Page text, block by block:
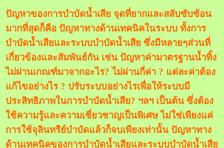
ปัญหาของการบำบัดน้ำเสีย จุดที่ยากและสลับซับซ้อน
มากที่สุดก็คือ ปัญหาทางด้านเทคนิคในระบบ ทั้งการ
บำบัดน้ำเสียและระบบบำบัดน้ำเสีย ซึ่งมีหลายๆส่วนที่
เกี่ยวข้องและสัมพันธ์กัน เช่น ปัญหาค่ามาตรฐานน้ำทิ้ง
ไม่ผ่านเกณฑ์มาจากอะไร? ไม่ผ่านกี่ค่า ? แต่ละค่าต้อง
แก้ไขอย่างไร ? ปรับระบบอย่างไรเพื่อให้ระบบมี
ประสิทธิภาพในการบำบัดน้ำเสีย? ฯลฯ เป็นต้น ซึ่งต้อง
ใช้ความรู้และความเชี่ยวชาญเป็นพิเศษ ไม่ใช่เพียงแค่
การใช้จุลินทรีย์บำบัดแล้วก็จบเพียงเท่านั้น ปัญหาทาง
ด้านเทคนิคของการบำบัดน้ำเสียและระบบบำบัดน้ำเสีย